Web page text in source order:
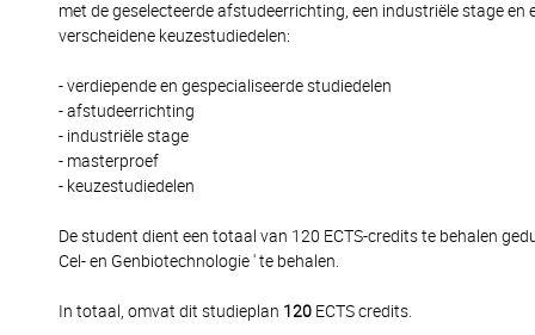
met de geselecteerde afstudeerrichting, een industriële stage
verscheidene keuzestudiedelen:
- verdiepende en gespecialiseerde studiedelen
- afstudeerrichting
- industriële stage
- masterproef
- keuzestudiedelen
De student dient een totaal van 120 ECTS-credits te behalen
Cel- en Genbiotechnologie ' te behalen.
In totaal, omvat dit studieplan 120 ECTS credits.